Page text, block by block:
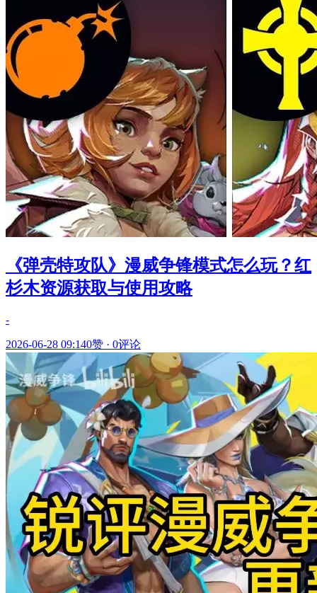
《弹壳特攻队》漫威争锋模式怎么玩？红
杉木资源获取与使用攻略
-
2026-06-28 09:140赞 · 0评论